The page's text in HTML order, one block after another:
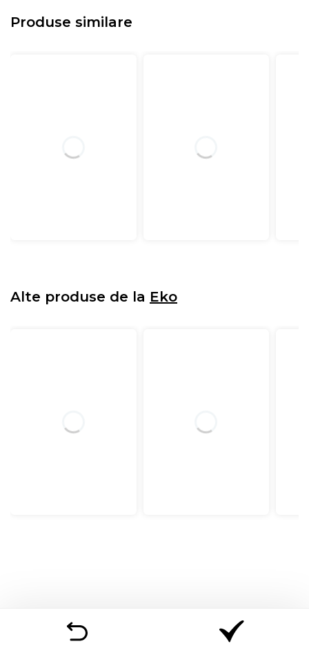
Produse similare
Alte produse de la Eko